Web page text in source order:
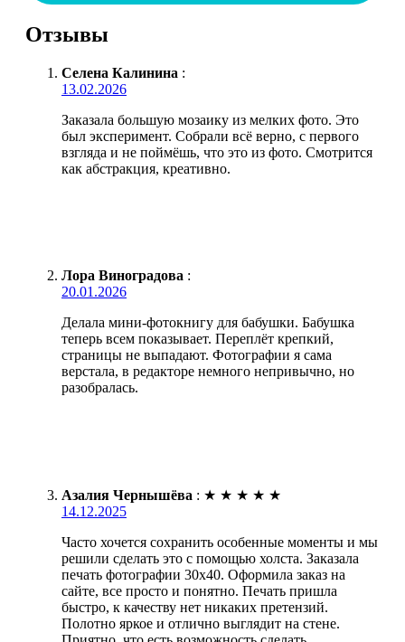
Отзывы
Селена Калинина :
13.02.2026
Заказала большую мозаику из мелких фото. Это
был эксперимент. Собрали всё верно, с первого
взгляда и не поймёшь, что это из фото. Смотрится
как абстракция, креативно.
Лора Виноградова :
20.01.2026
Делала мини-фотокнигу для бабушки. Бабушка
теперь всем показывает. Переплёт крепкий,
страницы не выпадают. Фотографии я сама
верстала, в редакторе немного непривычно, но
разобралась.
Азалия Чернышёва : ★ ★ ★ ★ ★
14.12.2025
Часто хочется сохранить особенные моменты и мы
решили сделать это с помощью холста. Заказала
печать фотографии 30х40. Оформила заказ на
сайте, все просто и понятно. Печать пришла
быстро, к качеству нет никаких претензий.
Полотно яркое и отлично выглядит на стене.